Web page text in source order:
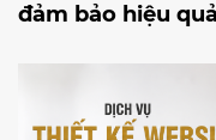
đảm bảo hiệu quả